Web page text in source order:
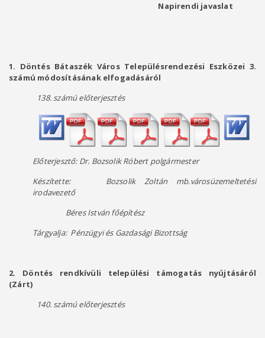
Napirendi javaslat
1. Döntés Bátaszék Város Településrendezési Eszközei 3.
számú módosításának elfogadásáról
138. számú előterjesztés
Előterjesztő: Dr. Bozsolik Róbert polgármester
Készítette: Bozsolik Zoltán mb.városüzemeltetési
irodavezető
Béres István főépítész
Tárgyalja: Pénzügyi és Gazdasági Bizottság
2. Döntés rendkívüli települési támogatás nyújtásáról
(Zárt)
140. számú előterjesztés